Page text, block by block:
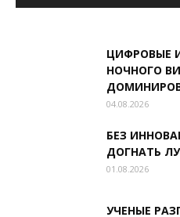
ЦИФРОВЫЕ
НОЧНОГО
04.08.2026
БЕЗ
ДОГНАТЬ
01.08.2026
УЧЕНЫЕ